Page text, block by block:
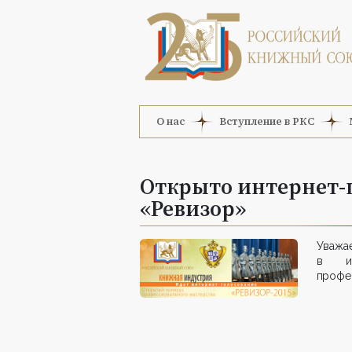
О нас Вступление в РКС
Открыто интернет-
«Ревизор»
в